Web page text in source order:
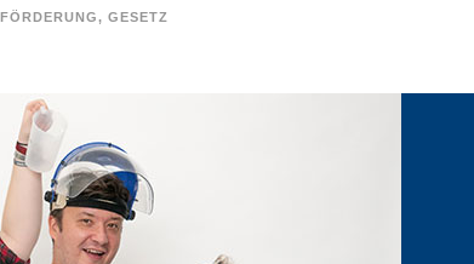
FÖRDERUNG, GESETZ